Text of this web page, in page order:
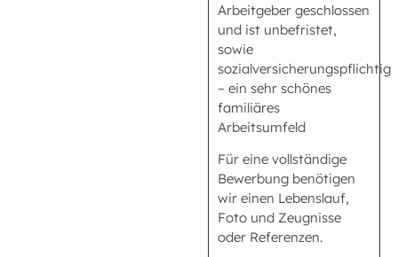
Arbeitgeber geschlossen
und ist unbefristet,
sowie
sozialversicherungspflichtig
– ein sehr schönes
familiäres
Arbeitsumfeld
Für eine vollständige
Bewerbung benötigen
wir einen Lebenslauf,
Foto und Zeugnisse
oder Referenzen.